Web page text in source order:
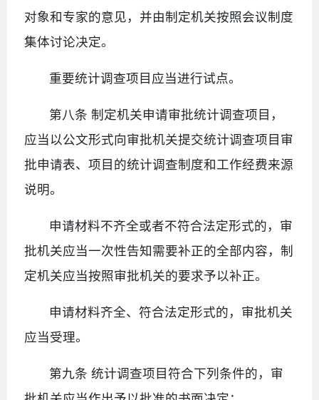
对象和专家的意见，并由制定机关按照会议制度
集体讨论决定。
重要统计调查项目应当进行试点。
第八条 制定机关申请审批统计调查项目，
应当以公文形式向审批机关提交统计调查项目审
批申请表、项目的统计调查制度和工作经费来源
说明。
申请材料不齐全或者不符合法定形式的，审
批机关应当一次性告知需要补正的全部内容，制
定机关应当按照审批机关的要求予以补正。
申请材料齐全、符合法定形式的，审批机关
应当受理。
第九条 统计调查项目符合下列条件的，审